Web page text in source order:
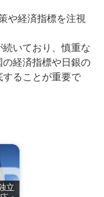
や経済指標を注視
いており、慎重な
の経済指標や日銀の
ることが重要で
立